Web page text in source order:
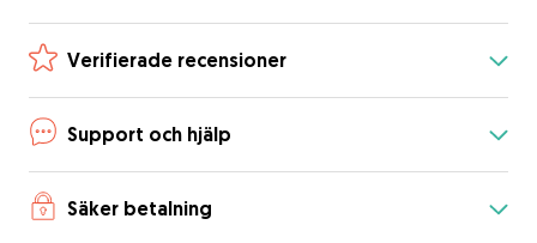
Verifierade recensioner
Support och hjälp
Säker betalning